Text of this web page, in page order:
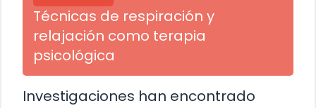
Técnicas de respiración y
relajación como terapia
psicológica
Investigaciones han encontrado